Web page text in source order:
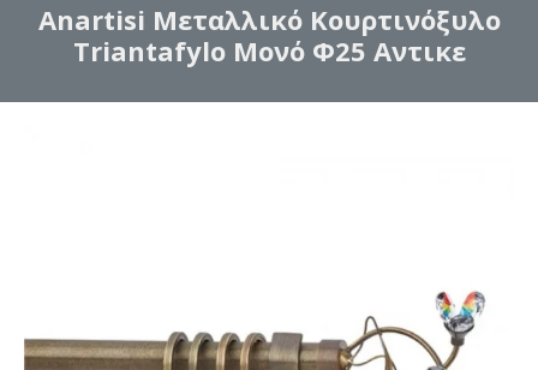
Anartisi Μεταλλικό Κουρτινόξυλο
Triantafylo Μονό Φ25 Αντικε